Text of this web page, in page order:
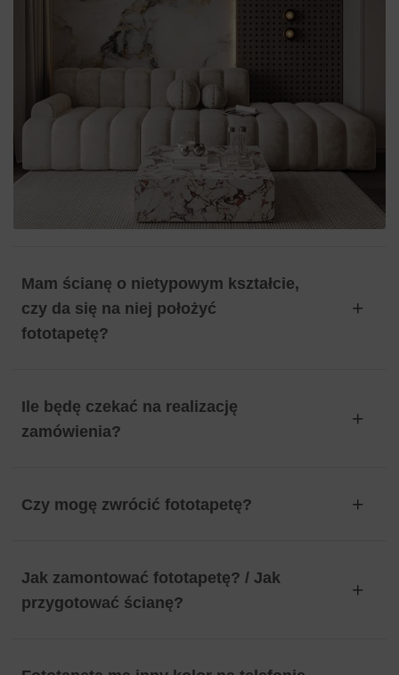
Mam ścianę o nietypowym kształcie,
czy da się na niej położyć
fototapetę?
Ile będę czekać na realizację
zamówienia?
Czy mogę zwrócić fototapetę?
Jak zamontować fototapetę? / Jak
przygotować ścianę?